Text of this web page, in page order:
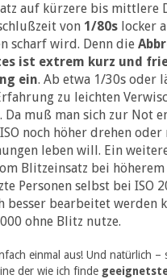
auf kürzere bis mittlere
von 1/80s locker
scharf wird. Denn die
ist extrem kurz und
ein. Ab etwa 1/30s oder
zu leichten
Da muß man sich zur Not
noch höher drehen
leben will. Ein
Blitzeinsatz bei höherem
Personen selbst bei ISO
besser bearbeitet werden
ohne Blitz nutze.
einmal aus! Und natürlich
der wie ich finde